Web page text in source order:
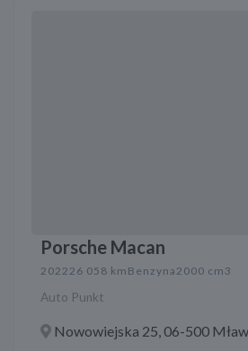
Porsche Macan
202226 058 km Benzyna2000 cm3
Auto Punkt
Nowowiejska 25, 06-500